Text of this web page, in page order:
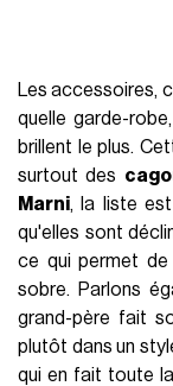
Les accessoires,
quelle garde-
brillent le plus.
surtout des
Marni, la liste
qu'elles sont
ce qui permet de
sobre. Parlons
grand-père fait
plutôt dans un
qui en fait toute